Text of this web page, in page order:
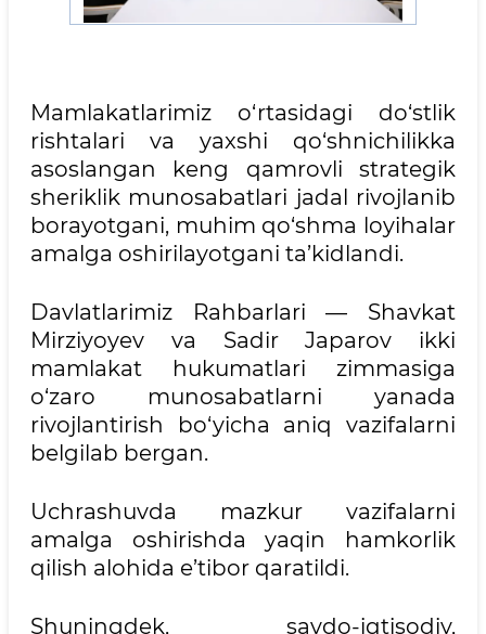
Mamlakatlarimiz o‘rtasidagi do‘stlik
rishtalari va yaxshi qo‘shnichilikka
asoslangan keng qamrovli strategik
sheriklik munosabatlari jadal rivojlanib
borayotgani, muhim qo‘shma loyihalar
amalga oshirilayotgani ta’kidlandi.
Davlatlarimiz Rahbarlari — Shavkat
Mirziyoyev va Sadir Japarov ikki
mamlakat hukumatlari zimmasiga
o‘zaro munosabatlarni yanada
rivojlantirish bo‘yicha aniq vazifalarni
belgilab bergan.
Uchrashuvda mazkur vazifalarni
amalga oshirishda yaqin hamkorlik
qilish alohida e’tibor qaratildi.
Shuningdek, savdo-iqtisodiy,